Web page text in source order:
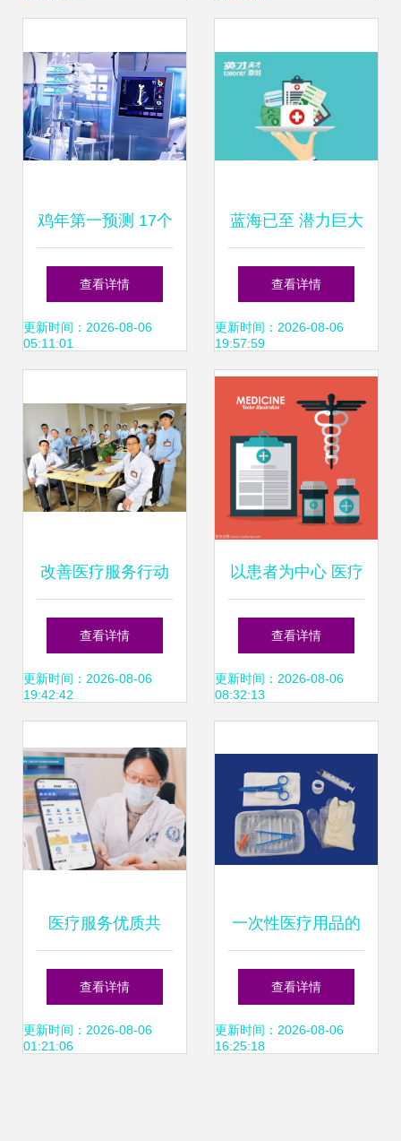
鸡年第一预测 17个
行业与2个资本市
场的全面解读——
查看详情
更新时间：2026-08-06
05:11:01
蓝海已至 潜力巨大
的医疗服务市场进
入裂变前夜
查看详情
更新时间：2026-08-06
19:57:59
改善医疗服务行动
丨手术前中后 温暖
守护您 二
查看详情
更新时间：2026-08-06
19:42:42
以患者为中心 医疗
服务设计的核心与
路径
查看详情
更新时间：2026-08-06
08:32:13
医疗服务优质共
享，宁波打造共同
富裕健康样板
查看详情
更新时间：2026-08-06
01:21:06
一次性医疗用品的
管理应注意哪些事
宜
查看详情
更新时间：2026-08-06
16:25:18